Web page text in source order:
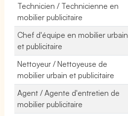
Technicien / Technicienne en
mobilier publicitaire
Chef d'équipe en mobilier urbain
et publicitaire
Nettoyeur / Nettoyeuse de
mobilier urbain et publicitaire
Agent / Agente d'entretien de
mobilier publicitaire